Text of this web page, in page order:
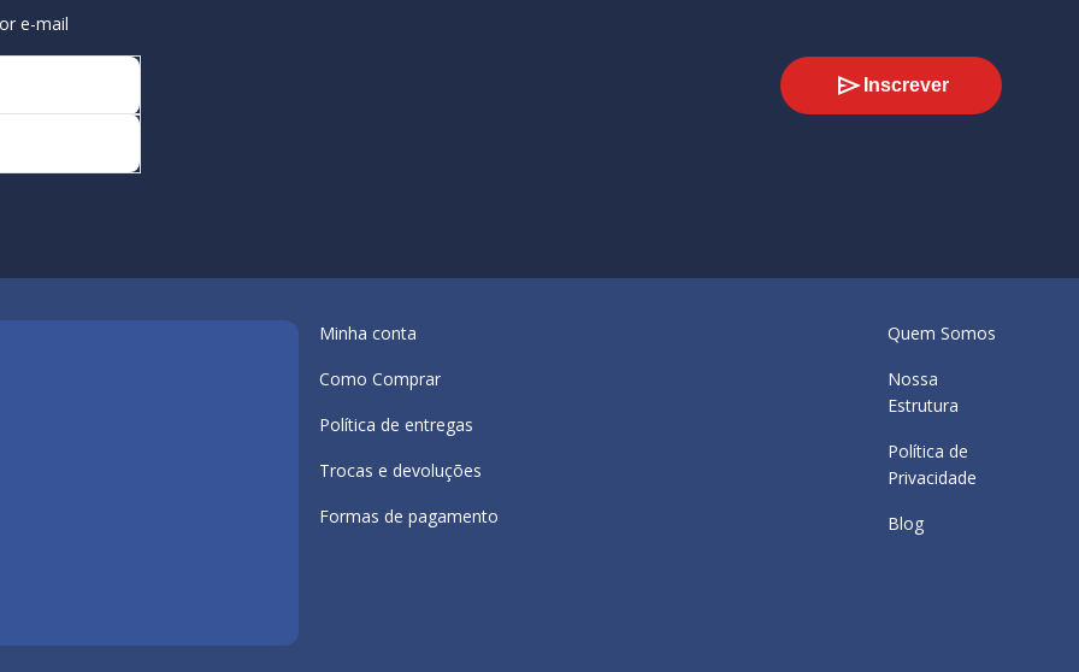
e-mail
Inscrever
Minha conta
Como Comprar
Política de entregas
Trocas e devoluções
Formas de pagamento
Quem Somos
Nossa
Estrutura
Política de
Privacidade
Blog